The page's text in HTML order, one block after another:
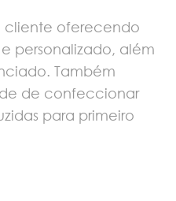
cliente oferecendo
personalizado, além
Também
de confeccionar
para primeiro